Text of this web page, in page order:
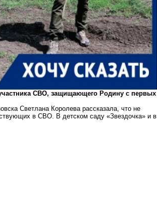
СВО, защищающего Родину с первых
Светлана Королева рассказала, что не
в СВО. В детском саду «Звездочка» и в